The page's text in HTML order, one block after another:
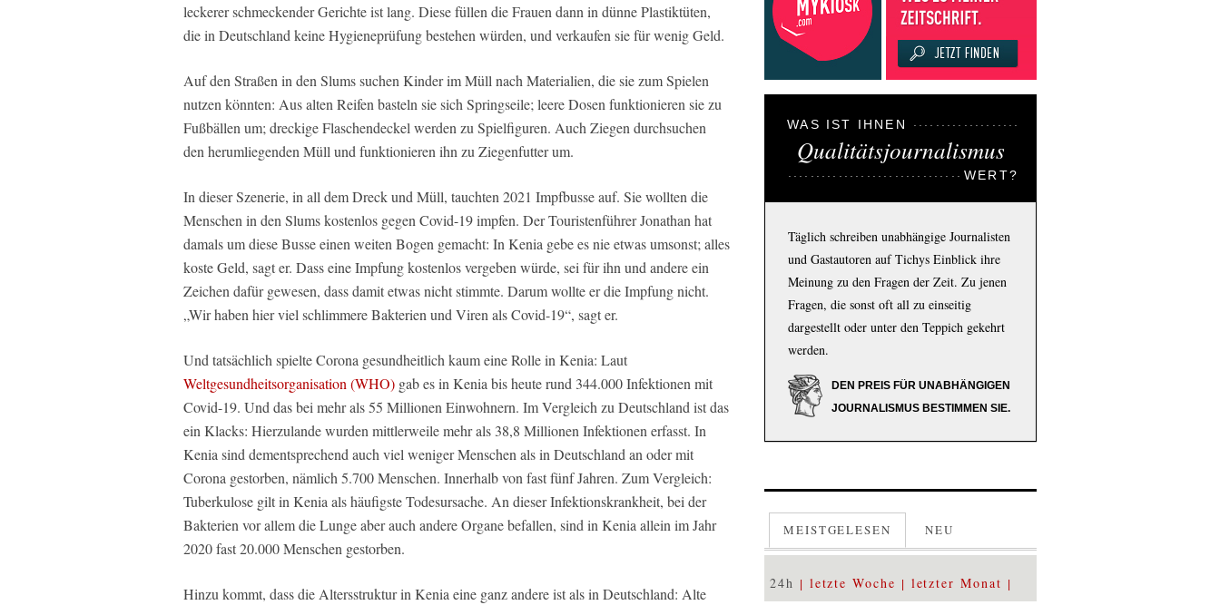
leckerer schmeckender Gerichte ist lang. Diese füllen die Frauen dann in dünne Plastiktüten,
die in Deutschland keine Hygieneprüfung bestehen würden, und verkaufen sie für wenig Geld.
Auf den Straßen in den Slums suchen Kinder im Müll nach Materialien, die sie zum Spielen
nutzen könnten: Aus alten Reifen basteln sie sich Springseile; leere Dosen funktionieren sie zu
Fußbällen um; dreckige Flaschendeckel werden zu Spielfiguren. Auch Ziegen durchsuchen
den herumliegenden Müll und funktionieren ihn zu Ziegenfutter um.
In dieser Szenerie, in all dem Dreck und Müll, tauchten 2021 Impfbusse auf. Sie wollten die
Menschen in den Slums kostenlos gegen Covid-19 impfen. Der Touristenführer Jonathan hat
damals um diese Busse einen weiten Bogen gemacht: In Kenia gebe es nie etwas umsonst; alles
koste Geld, sagt er. Dass eine Impfung kostenlos vergeben würde, sei für ihn und andere ein
Zeichen dafür gewesen, dass damit etwas nicht stimmte. Darum wollte er die Impfung nicht.
„Wir haben hier viel schlimmere Bakterien und Viren als Covid-19“, sagt er.
Und tatsächlich spielte Corona gesundheitlich kaum eine Rolle in Kenia: Laut
Weltgesundheitsorganisation (WHO) gab es in Kenia bis heute rund 344.000 Infektionen mit
Covid-19. Und das bei mehr als 55 Millionen Einwohnern. Im Vergleich zu Deutschland ist das
ein Klacks: Hierzulande wurden mittlerweile mehr als 38,8 Millionen Infektionen erfasst. In
Kenia sind dementsprechend auch viel weniger Menschen als in Deutschland an oder mit
Corona gestorben, nämlich 5.700 Menschen. Innerhalb von fast fünf Jahren. Zum Vergleich:
Tuberkulose gilt in Kenia als häufigste Todesursache. An dieser Infektionskrankheit, bei der
Bakterien vor allem die Lunge aber auch andere Organe befallen, sind in Kenia allein im Jahr
2020 fast 20.000 Menschen gestorben.
Hinzu kommt, dass die Altersstruktur in Kenia eine ganz andere ist als in Deutschland: Alte
WAS IST IHNEN
Qualitätsjournalismus
WERT?
Täglich schreiben unabhängige Journalisten
und Gastautoren auf Tichys Einblick ihre
Meinung zu den Fragen der Zeit. Zu jenen
Fragen, die sonst oft all zu einseitig
dargestellt oder unter den Teppich gekehrt
werden.
DEN PREIS FÜR UNABHÄNGIGEN
JOURNALISMUS BESTIMMEN SIE.
MEISTGELESEN NEU
24h letzte Woche letzter Monat